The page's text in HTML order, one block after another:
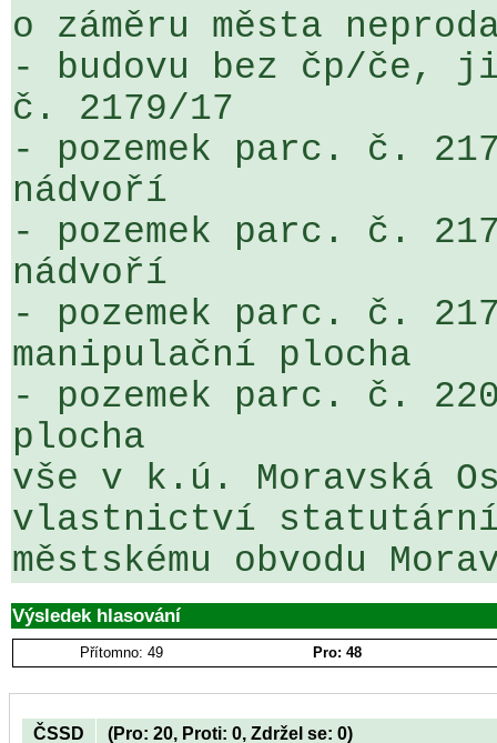
o záměru města
- budovu bez čp/če,
č. 2179/17
- pozemek parc. č.
nádvoří
- pozemek parc. č.
nádvoří
- pozemek parc. č.
manipulační plocha
- pozemek parc. č.
plocha
vše v k.ú. Moravská
vlastnictví
městskému obvodu
Výsledek hlasování
Přítomno: 49 Pro: 48
ČSSD (Pro: 20, Proti: 0, Zdržel se: 0)